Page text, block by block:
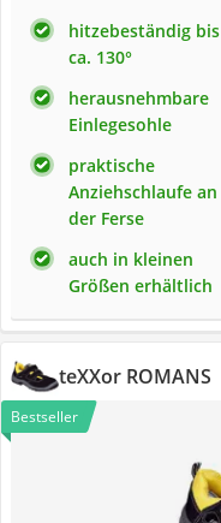
hitzebeständig bis
ca. 130°
herausnehmbare
Einlegesohle
praktische
Anziehschlaufe an
der Ferse
auch in kleinen
Größen erhältlich
teXXor ROMANS
Bestseller